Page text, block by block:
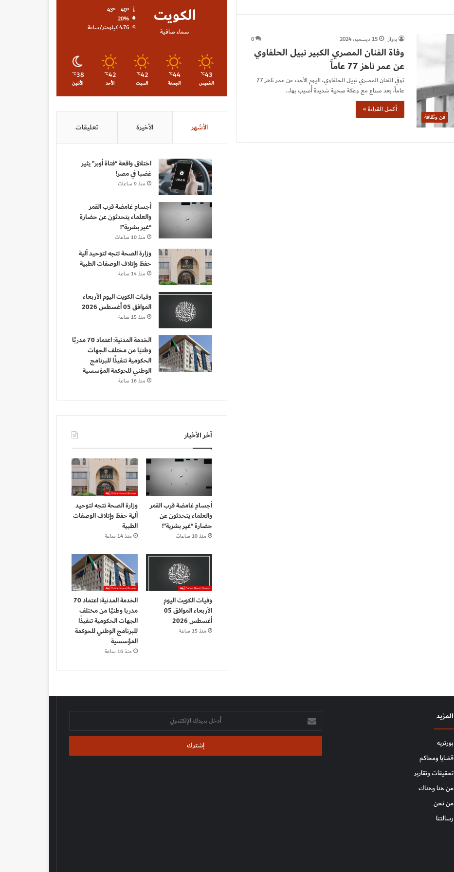
فن وثقافة
برواز 15 ديسمبر، 2024 0
وفاة الفنان المصري الكبير نبيل الحلفاوي
عن عمر ناهز 77 عاماً
توفي الفنان المصري نبيل الحلفاوي، اليوم الأحد، عن عمر ناهز 77
عاماً، بعد صراع مع وعكة صحية شديدة أُصيب بها…
أكمل القراءة »
الكويت
سماء صافية
43º - 40º
20%
4.76 كيلومتر/ساعة
43
℃
الخميس
44
℃
الجمعة
42
℃
السبت
42
℃
الأحد
38
℃
الأثنين
الأشهر الأخيرة تعليقات
اختلاق واقعة “فتاة أوبر” يثير
غضبا في مصر!
منذ 9 ساعات
أجسام غامضة قرب القمر
والعلماء يتحدثون عن حضارة
“غير بشرية”!
منذ 10 ساعات
وزارة الصحة تتجه لتوحيد آلية
حفظ وإتلاف الوصفات الطبية
منذ 14 ساعة
وفيات الكويت اليوم الأربعاء
الموافق 05 أغسطس 2026
منذ 15 ساعة
الخدمة المدنية: اعتماد 70 مدربًا
وطنيًا من مختلف الجهات
الحكومية تنفيذًا للبرنامج
الوطني للحوكمة المؤسسية
منذ 16 ساعة
آخر الأخبار
أجسام غامضة قرب القمر
والعلماء يتحدثون عن
حضارة “غير بشرية”!
منذ 10 ساعات
وزارة الصحة تتجه لتوحيد
آلية حفظ وإتلاف الوصفات
الطبية
منذ 14 ساعة
وفيات الكويت اليوم
الأربعاء الموافق 05
أغسطس 2026
منذ 15 ساعة
الخدمة المدنية: اعتماد 70
مدربًا وطنيًا من مختلف
الجهات الحكومية تنفيذًا
للبرنامج الوطني للحوكمة
المؤسسية
منذ 16 ساعة
المزيد
بورتريه
قضايا ومحاكم
تحقيقات وتقارير
من هنا وهناك
من نحن
رسالتنا
أدخل
بريدك
الإلكتروني